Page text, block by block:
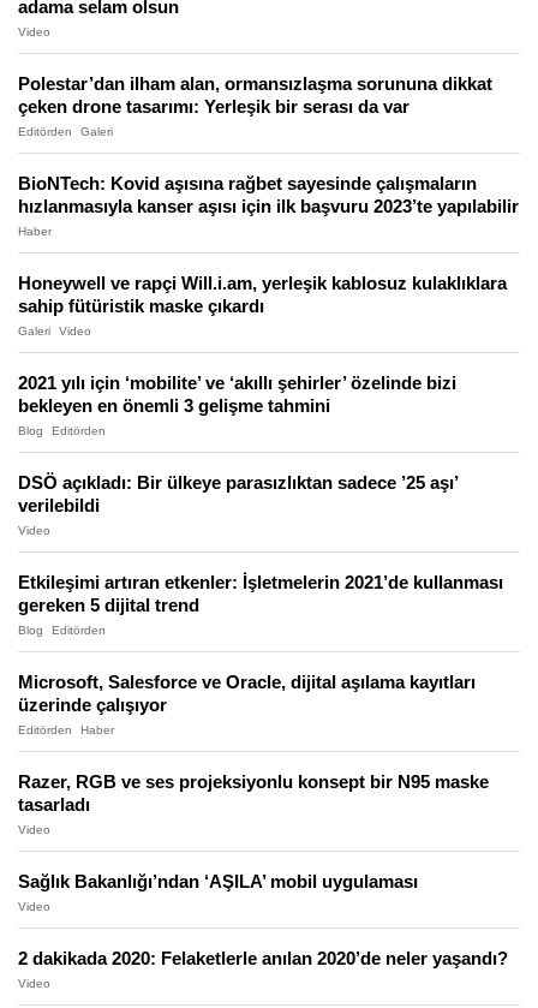
adama selam olsun
Video
Polestar’dan ilham alan, ormansızlaşma sorununa dikkat
çeken drone tasarımı: Yerleşik bir serası da var
Editörden Galeri
BioNTech: Kovid aşısına rağbet sayesinde çalışmaların
hızlanmasıyla kanser aşısı için ilk başvuru 2023’te yapılabilir
Haber
Honeywell ve rapçi Will.i.am, yerleşik kablosuz kulaklıklara
sahip fütüristik maske çıkardı
Galeri Video
2021 yılı için ‘mobilite’ ve ‘akıllı şehirler’ özelinde bizi
bekleyen en önemli 3 gelişme tahmini
Blog Editörden
DSÖ açıkladı: Bir ülkeye parasızlıktan sadece ’25 aşı’
verilebildi
Video
Etkileşimi artıran etkenler: İşletmelerin 2021’de kullanması
gereken 5 dijital trend
Blog Editörden
Microsoft, Salesforce ve Oracle, dijital aşılama kayıtları
üzerinde çalışıyor
Editörden Haber
Razer, RGB ve ses projeksiyonlu konsept bir N95 maske
tasarladı
Video
Sağlık Bakanlığı’ndan ‘AŞILA’ mobil uygulaması
Video
2 dakikada 2020: Felaketlerle anılan 2020’de neler yaşandı?
Video